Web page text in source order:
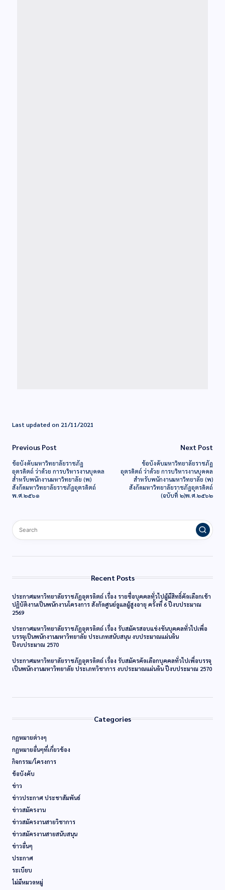
Last updated on 21/11/2021
Previous Post
ข้อบังคับมหาวิทยาลัยราชภัฏ
อุตรดิตถ์ ว่าด้วย การบริหารงานบุคคล
สำหรับพนักงานมหาวิทยาลัย (พ)
สังกัดมหาวิทยาลัยราชภัฏอุตรดิตถ์
พ.ศ.๒๕๖๑
Next Post
ข้อบังคับมหาวิทยาลัยราชภัฏ
อุตรดิตถ์ ว่าด้วย การบริหารงานบุคคล
สำหรับพนักงานมหาวิทยาลัย (พ)
สังกัดมหาวิทยาลัยราชภัฏอุตรดิตถ์
(ฉบับที่ ๒)พ.ศ.๒๕๖๒
Recent Posts
ประกาศมหาวิทยาลัยราชภัฏอุตรดิตถ์ เรื่อง รายชื่อบุคคลทั่วไปผู้มีสิทธิ์คัดเลือกเข้า
ปฏิบัติงานเป็นพนักงานโครงการ สังกัดศูนย์ดูแลผู้สูงอายุ ครั้งที่ 6 ปีงบประมาณ
2569
ประกาศมหาวิทยาลัยราชภัฏอุตรดิตถ์ เรื่อง รับสมัครสอบแข่งขันบุคคลทั่วไปเพื่อ
บรรจุเป็นพนักงานมหาวิทยาลัย ประเภทสนับสนุน งบประมาณแผ่นดิน
ปีงบประมาณ 2570
ประกาศมหาวิทยาลัยราชภัฏอุตรดิตถ์ เรื่อง รับสมัครคัดเลือกบุคคลทั่วไปเพื่อบรรจุ
เป็นพนักงานมหาวิทยาลัย ประเภทวิชาการ งบประมาณแผ่นดิน ปีงบประมาณ 2570
Categories
กฏหมายต่างๆ
กฏหมายอื่นๆที่เกี่ยวข้อง
กิจกรรม/โครงการ
ข้อบังคับ
ข่าว
ข่าวประกาศ ประชาสัมพันธ์
ข่าวสมัครงาน
ข่าวสมัครงานสายวิชาการ
ข่าวสมัครงานสายสนับสนุน
ข่าวอื่นๆ
ประกาศ
ระเบียบ
ไม่มีหมวดหมู่